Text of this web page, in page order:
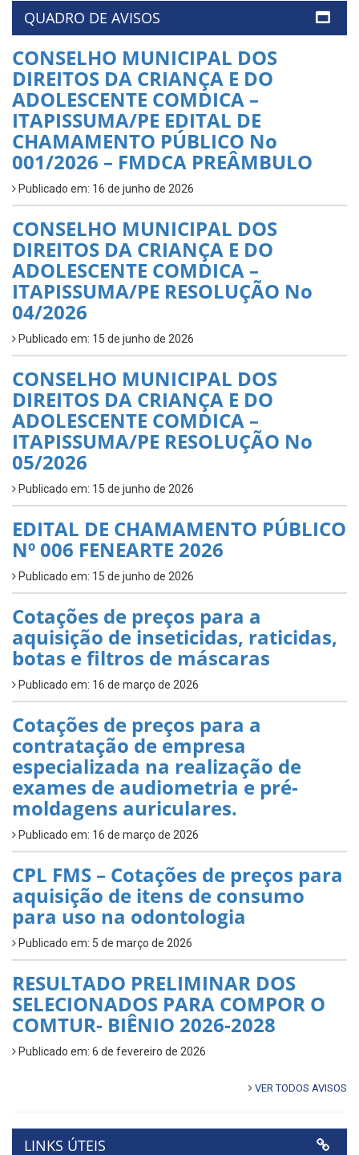
QUADRO DE AVISOS
CONSELHO MUNICIPAL DOS
DIREITOS DA CRIANÇA E DO
ADOLESCENTE COMDICA –
ITAPISSUMA/PE EDITAL DE
CHAMAMENTO PÚBLICO No
001/2026 – FMDCA PREÂMBULO
Publicado em: 16 de junho de 2026
CONSELHO MUNICIPAL DOS
DIREITOS DA CRIANÇA E DO
ADOLESCENTE COMDICA –
ITAPISSUMA/PE RESOLUÇÃO No
04/2026
Publicado em: 15 de junho de 2026
CONSELHO MUNICIPAL DOS
DIREITOS DA CRIANÇA E DO
ADOLESCENTE COMDICA –
ITAPISSUMA/PE RESOLUÇÃO No
05/2026
Publicado em: 15 de junho de 2026
EDITAL DE CHAMAMENTO PÚBLICO
Nº 006 FENEARTE 2026
Publicado em: 15 de junho de 2026
Cotações de preços para a
aquisição de inseticidas, raticidas,
botas e filtros de máscaras
Publicado em: 16 de março de 2026
Cotações de preços para a
contratação de empresa
especializada na realização de
exames de audiometria e pré-
moldagens auriculares.
Publicado em: 16 de março de 2026
CPL FMS – Cotações de preços para
aquisição de itens de consumo
para uso na odontologia
Publicado em: 5 de março de 2026
RESULTADO PRELIMINAR DOS
SELECIONADOS PARA COMPOR O
COMTUR- BIÊNIO 2026-2028
Publicado em: 6 de fevereiro de 2026
VER TODOS AVISOS
LINKS ÚTEIS